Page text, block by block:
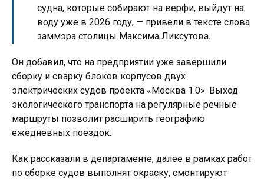
судна, которые собирают на верфи, выйдут на
воду уже в 2026 году, — привели в тексте слова
заммэра столицы Максима Ликсутова.
Он добавил, что на предприятии уже завершили
сборку и сварку блоков корпусов двух
электрических судов проекта «Москва 1.0». Выход
экологического транспорта на регулярные речные
маршруты позволит расширить географию
ежедневных поездок.
Как рассказали в департаменте, далее в рамках работ
по сборке судов выполнят окраску, смонтируют